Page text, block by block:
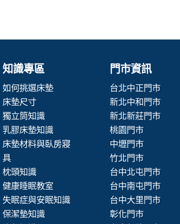
知識專區
如何挑選床墊
床墊尺寸
獨立筒知識
乳膠床墊知識
床墊材料與臥房寢
具
枕頭知識
健康睡眠教室
失眠症與安眠知識
保潔墊知識
門市資訊
台北中正門市
新北中和門市
新北新莊門市
桃園門市
中壢門市
竹北門市
台中北屯門市
台中南屯門市
台中大里門市
彰化門市